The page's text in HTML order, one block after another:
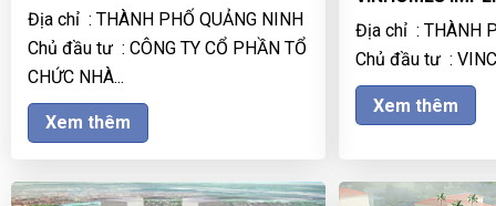
Địa chỉ : THÀNH PHỐ QUẢNG NINH
Chủ đầu tư : CÔNG TY CỔ PHẦN TỔ
CHỨC NHÀ...
Xem thêm
Địa chỉ : THÀNH
Chủ đầu tư :
Xem thêm